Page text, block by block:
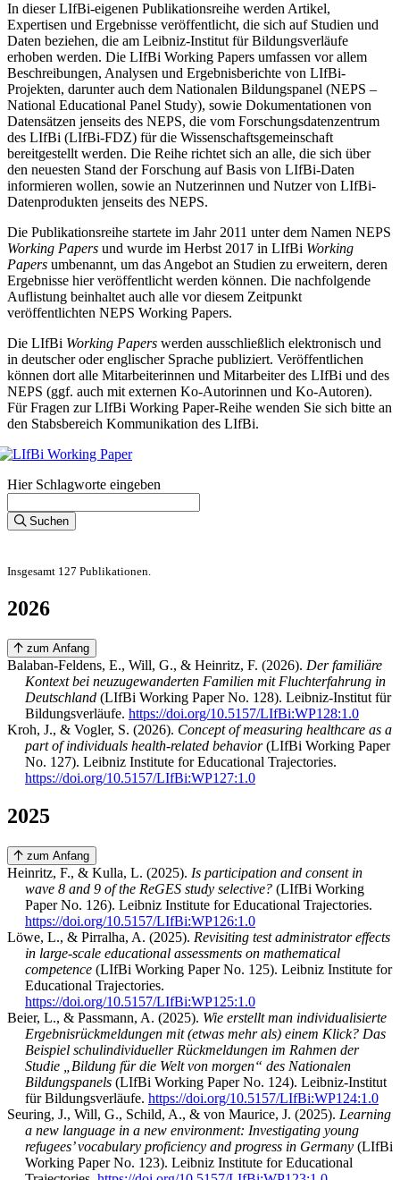
In dieser LIfBi-eigenen Publikationsreihe werden Artikel,
Expertisen und Ergebnisse veröffentlicht, die sich auf Studien und
Daten beziehen, die am Leibniz-Institut für Bildungsverläufe
erhoben werden. Die LIfBi Working Papers umfassen vor allem
Beschreibungen, Analysen und Ergebnisberichte von LIfBi-
Projekten, darunter auch dem Nationalen Bildungspanel (NEPS –
National Educational Panel Study), sowie Dokumentationen von
Datensätzen jenseits des NEPS, die vom Forschungsdatenzentrum
des LIfBi (LIfBi-FDZ) für die Wissenschaftsgemeinschaft
bereitgestellt werden. Die Reihe richtet sich an alle, die sich über
den neuesten Stand der Forschung auf Basis von LIfBi-Daten
informieren wollen, sowie an Nutzerinnen und Nutzer von LIfBi-
Datenprodukten jenseits des NEPS.
Die Publikationsreihe startete im Jahr 2011 unter dem Namen NEPS
Working Papers und wurde im Herbst 2017 in LIfBi Working
Papers umbenannt, um das Angebot an Studien zu erweitern, deren
Ergebnisse hier veröffentlicht werden können. Die nachfolgende
Auflistung beinhaltet auch alle vor diesem Zeitpunkt
veröffentlichten NEPS Working Papers.
Die LIfBi Working Papers werden ausschließlich elektronisch und
in deutscher oder englischer Sprache publiziert. Veröffentlichen
können dort alle Mitarbeiterinnen und Mitarbeiter des LIfBi und des
NEPS (ggf. auch mit externen Ko-Autorinnen und Ko-Autoren).
Für Fragen zur LIfBi Working Paper-Reihe wenden Sie sich bitte an
den Stabsbereich Kommunikation des LIfBi.
Hier Schlagworte eingeben
Suchen
Insgesamt 127 Publikationen.
2026
zum Anfang
Balaban-Feldens, E., Will, G., & Heinritz, F. (2026). Der familiäre
Kontext bei neuzugewanderten Familien mit Fluchterfahrung in
Deutschland (LIfBi Working Paper No. 128). Leibniz-Institut für
Bildungsverläufe. https://doi.org/10.5157/LIfBi:WP128:1.0
Kroh, J., & Vogler, S. (2026). Concept of measuring healthcare as a
part of individuals health-related behavior(LIfBi Working Paper
No. 127). Leibniz Institute for Educational Trajectories.
https://doi.org/10.5157/LIfBi:WP127:1.0
2025
zum Anfang
Heinritz, F., & Kulla, L. (2025). Is participation and consent in
wave 8 and 9 of the ReGES study selective? (LIfBi Working
Paper No. 126). Leibniz Institute for Educational Trajectories.
https://doi.org/10.5157/LIfBi:WP126:1.0
Löwe, L., & Pirralha, A. (2025). Revisiting test administrator effects
in large-scale educational assessments on mathematical
competence (LIfBi Working Paper No. 125). Leibniz Institute for
Educational Trajectories.
https://doi.org/10.5157/LIfBi:WP125:1.0
Beier, L., & Passmann, A. (2025). Wie erstellt man individualisierte
Ergebnisrückmeldungen mit (etwas mehr als) einem Klick? Das
Beispiel schulindividueller Rückmeldungen im Rahmen der
Studie „Bildung für die Welt von morgen“ des Nationalen
Bildungspanels (LIfBi Working Paper No. 124). Leibniz-Institut
für Bildungsverläufe. https://doi.org/10.5157/LIfBi:WP124:1.0
Seuring, J., Will, G., Schild, A., & von Maurice, J. (2025). Learning
a new language in a new environment: Investigating young
refugees’ vocabulary proficiency and progress in Germany (LIfBi
Working Paper No. 123). Leibniz Institute for Educational